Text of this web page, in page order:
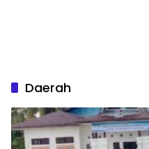
Daerah